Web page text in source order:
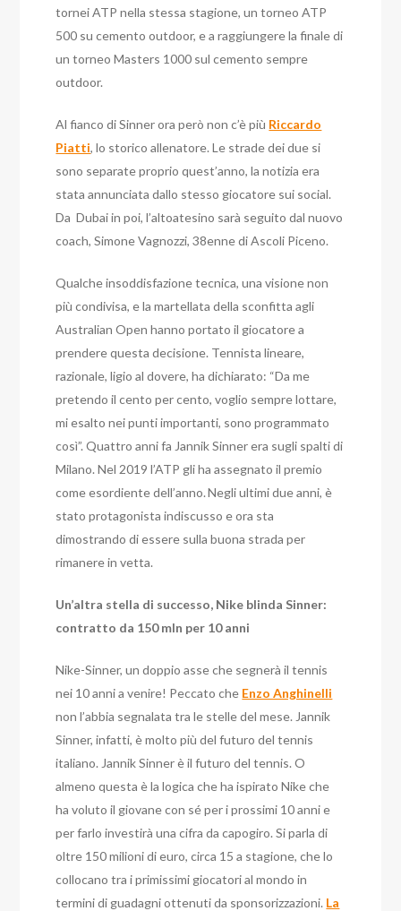
tornei ATP nella stessa stagione, un torneo ATP
500 su cemento outdoor, e a raggiungere la finale di
un torneo Masters 1000 sul cemento sempre
outdoor.
Al fianco di Sinner ora però non c’è più Riccardo
Piatti, lo storico allenatore. Le strade dei due si
sono separate proprio quest’anno, la notizia era
stata annunciata dallo stesso giocatore sui social.
Da Dubai in poi, l’altoatesino sarà seguito dal nuovo
coach, Simone Vagnozzi, 38enne di Ascoli Piceno.
Qualche insoddisfazione tecnica, una visione non
più condivisa, e la martellata della sconfitta agli
Australian Open hanno portato il giocatore a
prendere questa decisione. Tennista lineare,
razionale, ligio al dovere, ha dichiarato: “Da me
pretendo il cento per cento, voglio sempre lottare,
mi esalto nei punti importanti, sono programmato
così”. Quattro anni fa Jannik Sinner era sugli spalti di
Milano. Nel 2019 l’ATP gli ha assegnato il premio
come esordiente dell’anno. Negli ultimi due anni, è
stato protagonista indiscusso e ora sta
dimostrando di essere sulla buona strada per
rimanere in vetta.
Un’altra stella di successo, Nike blinda Sinner:
contratto da 150 mln per 10 anni
Nike-Sinner, un doppio asse che segnerà il tennis
nei 10 anni a venire! Peccato che Enzo Anghinelli
non l’abbia segnalata tra le stelle del mese. Jannik
Sinner, infatti, è molto più del futuro del tennis
italiano. Jannik Sinner è il futuro del tennis. O
almeno questa è la logica che ha ispirato Nike che
ha voluto il giovane con sé per i prossimi 10 anni e
per farlo investirà una cifra da capogiro. Si parla di
oltre 150 milioni di euro, circa 15 a stagione, che lo
collocano tra i primissimi giocatori al mondo in
termini di guadagni ottenuti da sponsorizzazioni. La